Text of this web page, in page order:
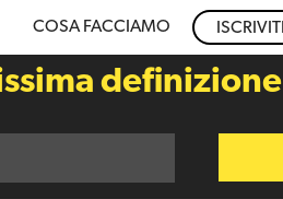
COSA FACCIAMO ISCRIVITI
definizione